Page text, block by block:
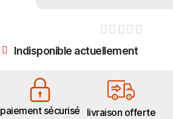
    
Indisponible actuellement
paiement sécurisé livraison offerte